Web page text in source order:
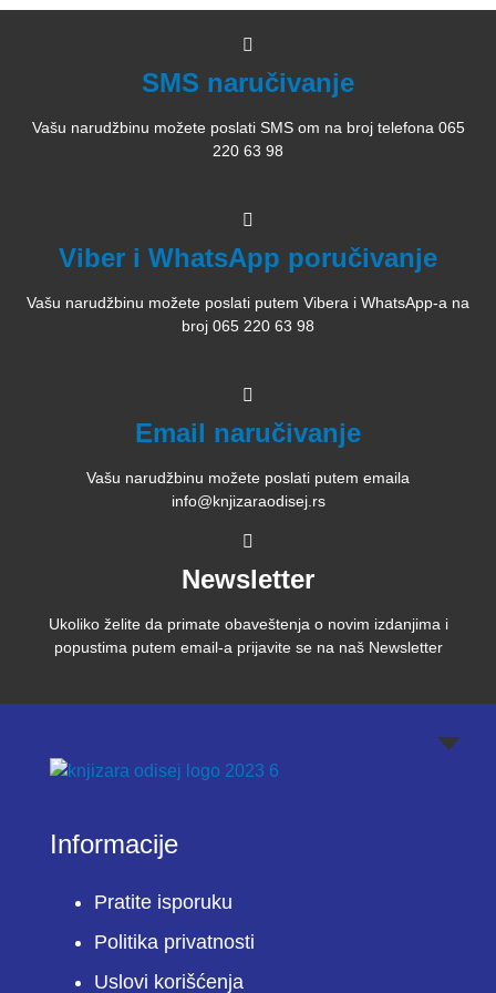
SMS naručivanje
Vašu narudžbinu možete poslati SMS om na broj telefona 065
220 63 98
Viber i WhatsApp poručivanje
Vašu narudžbinu možete poslati putem Vibera i WhatsApp-a na
broj 065 220 63 98
Email naručivanje
Vašu narudžbinu možete poslati putem emaila
info@knjizaraodisej.rs
Newsletter
Ukoliko želite da primate obaveštenja o novim izdanjima i
popustima putem email-a prijavite se na naš Newsletter
Informacije
Pratite isporuku
Politika privatnosti
Uslovi korišćenja